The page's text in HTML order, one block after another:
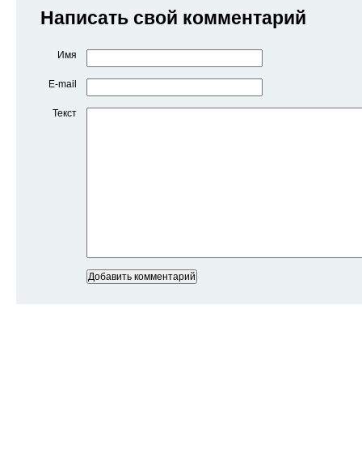
Написать свой комментарий
Имя
E-mail
Текст